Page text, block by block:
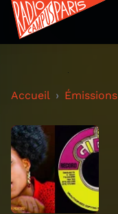
Accueil Émissions